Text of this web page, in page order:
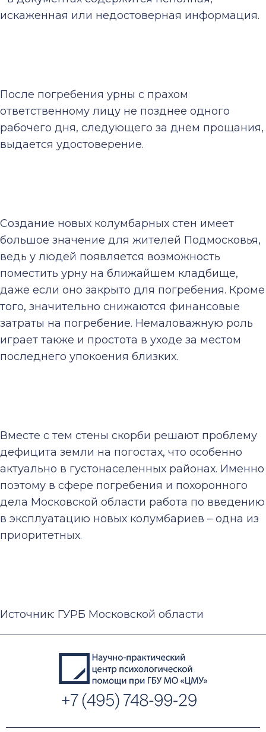
искаженная или недостоверная информация.
После погребения урны с прахом
ответственному лицу не позднее одного
рабочего дня, следующего за днем прощания,
выдается удостоверение.
Создание новых колумбарных стен имеет
большое значение для жителей Подмосковья,
ведь у людей появляется возможность
поместить урну на ближайшем кладбище,
даже если оно закрыто для погребения. Кроме
того, значительно снижаются финансовые
затраты на погребение. Немаловажную роль
играет также и простота в уходе за местом
последнего упокоения близких.
Вместе с тем стены скорби решают проблему
дефицита земли на погостах, что особенно
актуально в густонаселенных районах. Именно
поэтому в сфере погребения и похоронного
дела Московской области работа по введению
в эксплуатацию новых колумбариев – одна из
приоритетных.
Источник: ГУРБ Московской области